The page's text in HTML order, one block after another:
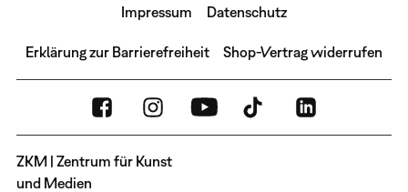
Impressum Datenschutz
Erklärung zur Barrierefreiheit Shop-Vertrag widerrufen
ZKM | Zentrum für Kunst
und Medien